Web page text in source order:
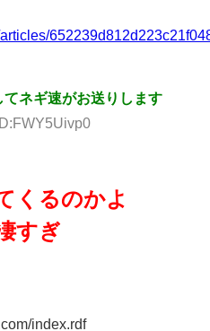
ネギ速がお送りします
くるのかよ
すぎ
index.rdf